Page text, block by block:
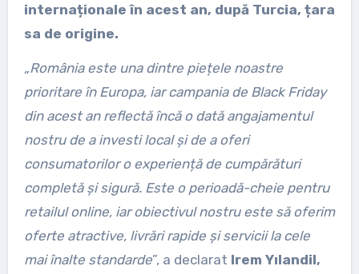
internaționale în acest an, după Turcia, țara
sa de origine.
„România este una dintre piețele noastre
prioritare în Europa, iar campania de Black Friday
din acest an reflectă încă o dată angajamentul
nostru de a investi local și de a oferi
consumatorilor o experiență de cumpărături
completă și sigură. Este o perioadă-cheie pentru
retailul online, iar obiectivul nostru este să oferim
oferte atractive, livrări rapide și servicii la cele
mai înalte standarde”, a declarat Irem Yılandil,